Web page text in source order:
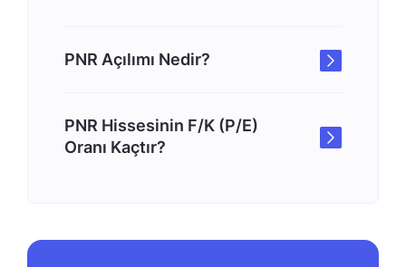
PNR Açılımı Nedir?
PNR Hissesinin F/K (P/E)
Oranı Kaçtır?